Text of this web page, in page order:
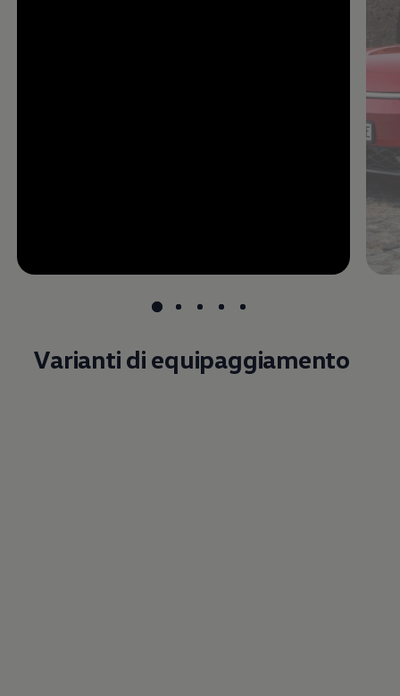
Remaining time, --:--
Varianti di equipaggiamento